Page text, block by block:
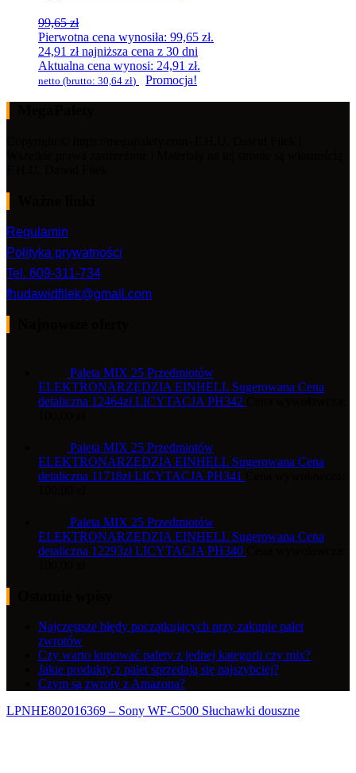
99,65zł
Pierwotna cena wynosiła: 99,65 zł.
24,91 złnajniższa cena z 30 dni
Aktualna cena wynosi: 24,91 zł.
netto (brutto: 30,64 zł) Promocja!
Regulamin
Polityka prywatności
Tel. 609-311-734
fhudawidfilek@gmail.com
Paleta MIX 25 Przedmiotów
ELEKTRONARZĘDZIA EINHELL Sugerowana Cena
detaliczna 12464zł LICYTACJA PH342
Paleta MIX 25 Przedmiotów
ELEKTRONARZĘDZIA EINHELL Sugerowana Cena
detaliczna 11718zł LICYTACJA PH341
Paleta MIX 25 Przedmiotów
ELEKTRONARZĘDZIA EINHELL Sugerowana Cena
detaliczna 12293zł LICYTACJA PH340
Najczęstsze błędy początkujących przy zakupie palet
zwrotów
Czy warto kupować palety z jednej kategorii czy mix?
Jakie produkty z palet sprzedają się najszybciej?
Czym są zwroty z Amazona?
LPNHE802016369 – Sony WF-C500 Słuchawki douszne